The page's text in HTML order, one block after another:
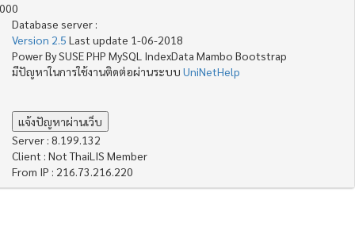
Database server :
Version 2.5 Last update 1-06-2018
Power By SUSE PHP MySQL IndexData Mambo Bootstrap
มีปัญหาในการใช้งานติดต่อผ่านระบบ UniNetHelp
Server : 8.199.132
Client : Not ThaiLIS Member
From IP : 216.73.216.220